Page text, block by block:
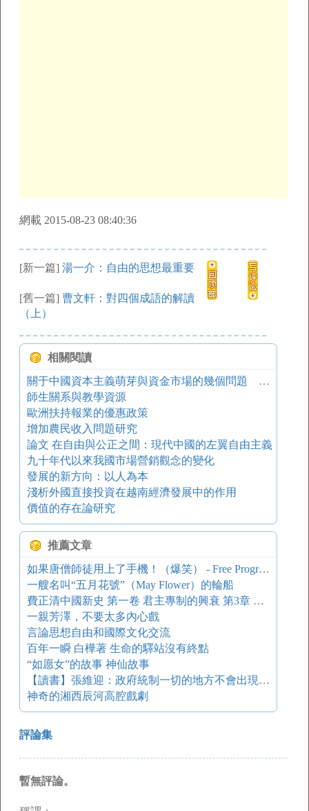
網載 2015-08-23 08:40:36
[新一篇] 湯一介：自由的思想最重要
[舊一篇] 曹文軒：對四個成語的解讀
（上）
相關閱讀
關于中國資本主義萌芽與資金市場的幾個問題 ——對科大衛先生文的商榷和補充
師生關系與教學資源
歐洲扶持報業的優惠政策
增加農民收入問題研究
論文 在自由與公正之間：現代中國的左翼自由主義
九十年代以來我國市場營銷觀念的變化
發展的新方向：以人為本
淺析外國直接投資在越南經濟發展中的作用
價值的存在論研究
推薦文章
如果唐僧師徒用上了手機！（爆笑） - Free Programmer
一艘名叫“五月花號”（May Flower）的輪船
費正清中國新史 第一卷 君主專制的興衰 第3章 佛教時代的再統一
一親芳澤，不要太多內心戲
言論思想自由和國際文化交流
百年一瞬 白樺著 生命的驛站沒有終點
“如愿女”的故事 神仙故事
【讀書】張維迎：政府統制一切的地方不會出現企業家
神奇的湘西辰河高腔戲劇
評論集
暫無評論。